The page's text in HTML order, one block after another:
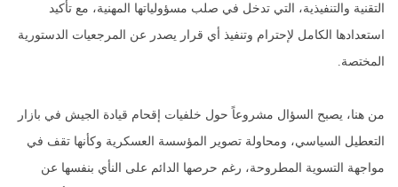
التقنية والتنفيذية، التي تدخل في صلب مسؤولياتها المهنية، مع تأكيد
استعدادها الكامل لإحترام وتنفيذ أي قرار يصدر عن المرجعيات الدستورية
المختصة.
من هنا، يصبح السؤال مشروعاً حول خلفيات إقحام قيادة الجيش في بازار
التعطيل السياسي، ومحاولة تصوير المؤسسة العسكرية وكأنها تقف في
مواجهة التسوية المطروحة، رغم حرصها الدائم على النأي بنفسها عن